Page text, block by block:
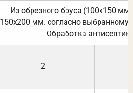
Из обрезного бруса (100х150
150х200 мм. согласно выбранному
Обработка
2